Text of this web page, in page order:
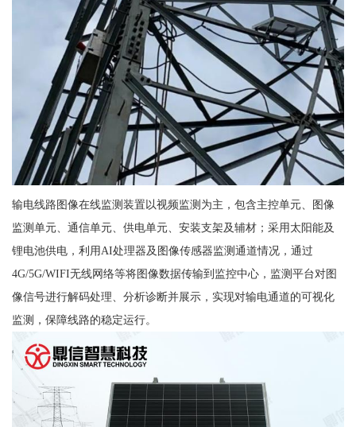
输电线路图像在线监测装置以视频监测为主，包含主控单元、图像
监测单元、通信单元、供电单元、安装支架及辅材；采用太阳能及
锂电池供电，利用AI处理器及图像传感器监测通道情况，通过
4G/5G/WIFI无线网络等将图像数据传输到监控中心，监测平台对图
像信号进行解码处理、分析诊断并展示，实现对输电通道的可视化
监测，保障线路的稳定运行。